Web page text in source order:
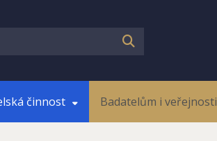
činnost Badatelům i veřejnosti